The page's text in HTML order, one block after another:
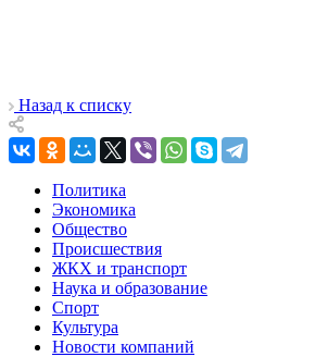
Назад к списку
Политика
Экономика
Общество
Происшествия
ЖКХ и транспорт
Наука и образование
Спорт
Культура
Новости компаний